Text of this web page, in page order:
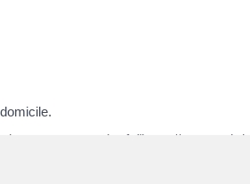
par un <a href="https://st-meard-de-
et-demarches-particuliers/?